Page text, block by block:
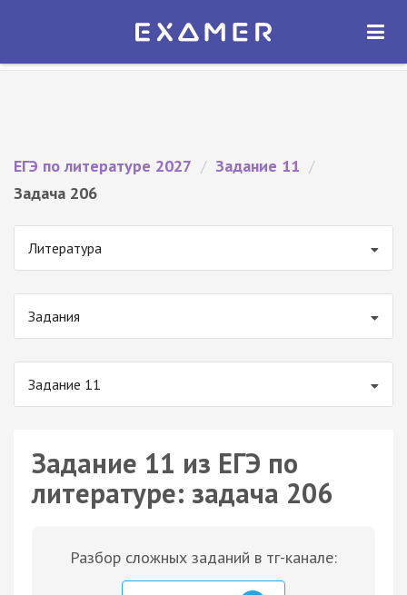
Экзамер — ЕГЭ 2027
ОТКРЫТЬ
ЕГЭ по литературе 2027 / Задание 11 /
Задача 206
Литература
Задания
Задание 11
Задание 11 из ЕГЭ по
литературе: задача 206
Разбор сложных заданий в тг-канале: